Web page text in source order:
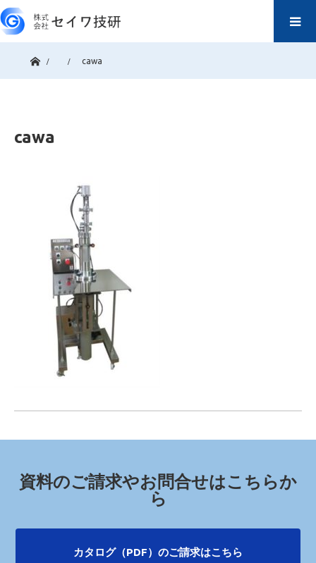
ホーム cawa
cawa
資料のご請求やお問合せはこちらか
ら
カタログ（PDF）のご請求はこちら